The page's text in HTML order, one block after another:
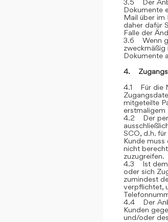
3.5 Der
Dokumente
Mail über im
daher dafür
Falle der
3.6 Wenn
zweckmäßig
Dokumente
4.
4.1 Für die
mitgeteilte
erstmaligem
4.2 Der
SCO, d.h.
Kunde
nicht
zuzugreifen.
4.3 Ist dem
oder sich
zumindest
verpflichtet,
4.4 Der
Kunden
und/oder